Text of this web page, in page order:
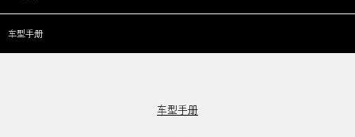
车型手册
车型手册